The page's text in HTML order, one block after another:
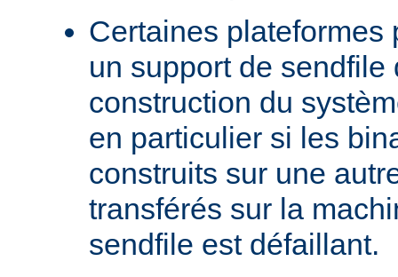
Certaines plateformes
un support de
construction du
en particulier si les
construits sur une
transférés sur la
sendfile est défaillant.